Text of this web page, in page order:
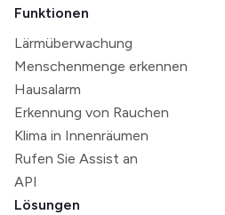
Funktionen
Lärmüberwachung
Menschenmenge erkennen
Hausalarm
Erkennung von Rauchen
Klima in Innenräumen
Rufen Sie Assist an
API
Lösungen